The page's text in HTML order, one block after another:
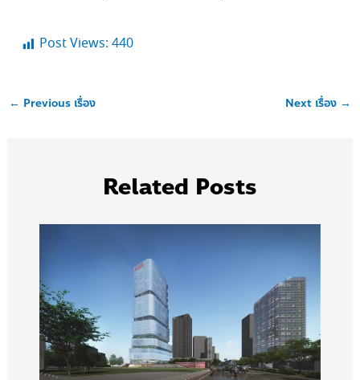
Post Views: 440
← Previous เรื่อง Next เรื่อง →
Related Posts